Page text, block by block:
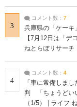
3
コメント数： 7
兵庫県の「ケー
【7月12日は「デ
ねとらぼリサーチ
4
コメント数： 4
「車に常備しま
判 「ちょうどい
（1/5） | ライフ